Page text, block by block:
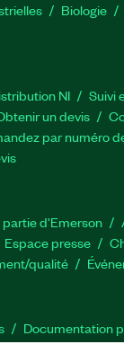
Biologie
NI
Suivi
un devis
par numéro
d'Emerson
Espace presse
qualité
Documentation